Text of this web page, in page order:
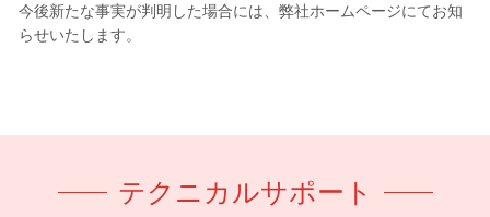
今後新たな事実が判明した場合には、弊社ホームページにてお知
らせいたします。
テクニカルサポート